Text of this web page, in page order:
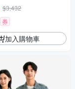
$3,432
券
加入購物車